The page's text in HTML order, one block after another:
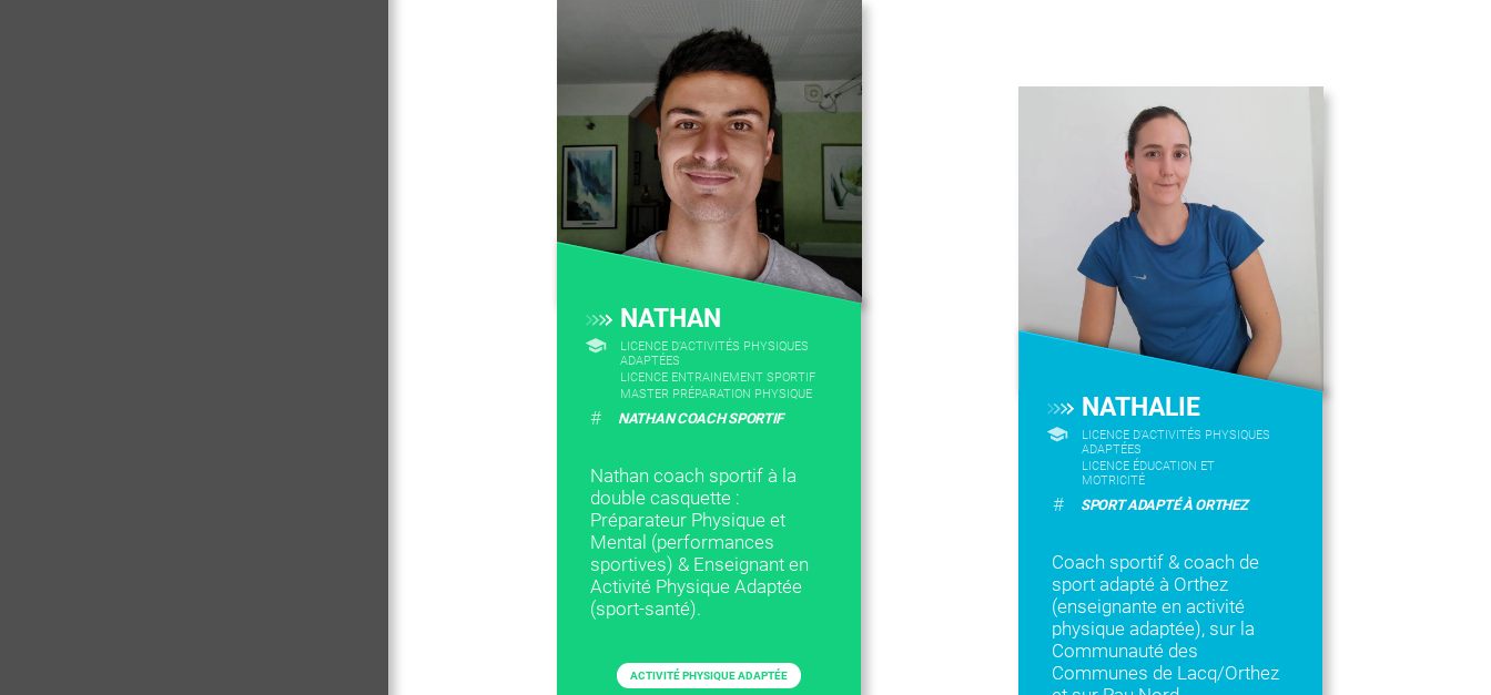
NATHAN
LICENCE D’ACTIVITÉS PHYSIQUES
ADAPTÉES
LICENCE ENTRAINEMENT SPORTIF
MASTER PRÉPARATION PHYSIQUE
# NATHAN COACH SPORTIF
Nathan coach sportif à la
double casquette :
Préparateur Physique et
Mental (performances
sportives) & Enseignant en
Activité Physique Adaptée
(sport-santé).
ACTIVITÉ PHYSIQUE ADAPTÉE
NATHALIE
LICENCE D’ACTIVITÉS PHYSIQUES
ADAPTÉES
LICENCE ÉDUCATION ET
MOTRICITÉ
# SPORT ADAPTÉ À ORTHEZ
Coach sportif & coach de
sport adapté à Orthez
(enseignante en activité
physique adaptée), sur la
Communauté des
Communes de Lacq/Orthez